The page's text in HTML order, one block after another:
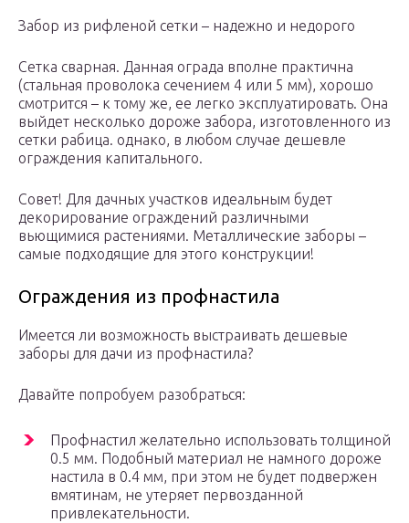
Забор из рифленой сетки – надежно и недорого
Сетка сварная. Данная ограда вполне практична
(стальная проволока сечением 4 или 5 мм), хорошо
смотрится – к тому же, ее легко эксплуатировать. Она
выйдет несколько дороже забора, изготовленного из
сетки рабица. однако, в любом случае дешевле
ограждения капитального.
Совет! Для дачных участков идеальным будет
декорирование ограждений различными
вьющимися растениями. Металлические заборы –
самые подходящие для этого конструкции!
Ограждения из профнастила
Имеется ли возможность выстраивать дешевые
заборы для дачи из профнастила?
Давайте попробуем разобраться:
Профнастил желательно использовать толщиной
0.5 мм. Подобный материал не намного дороже
настила в 0.4 мм, при этом не будет подвержен
вмятинам, не утеряет первозданной
привлекательности.